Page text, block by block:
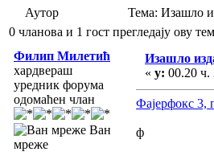
Аутор
Тема: Изашло
0 чланова и 1 гост прегледају ову
Филип Милетић
хардвераш
уредник форума
одомаћен члан
Ван
мреже
Изашло
« у: 00.20 ч.
Фајерфокс 3,
ф